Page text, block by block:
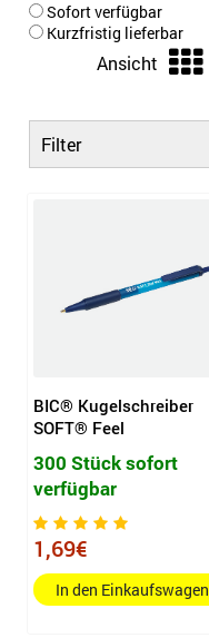
Sofort verfügbar
Kurzfristig lieferbar
Ansicht
Filter
BIC® Kugelschreiber
SOFT® Feel
300 Stück sofort
verfügbar
1,69€
In den Einkaufswagen